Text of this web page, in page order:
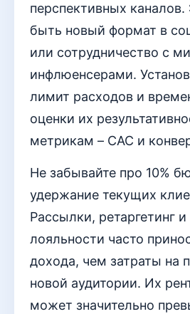
перспективных
быть новый формат в
или сотрудничество с
инфлюенсерами.
лимит расходов и
оценки их
метрикам – CAC и
Не забывайте про 10%
удержание текущих
Рассылки, ретаргетинг
лояльности часто
дохода, чем затраты на
новой аудитории. Их
может значительно